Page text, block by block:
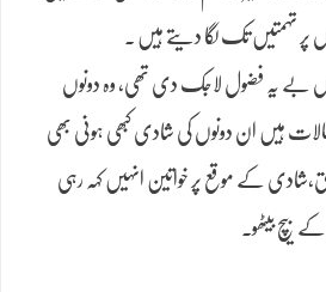
پر تہمتیں تک لگا دیتے ہیں ۔
بے یہ فضول لاجک دی تھی، وہ دونوں
ہیں ان دونوں کی شادی کبھی ہونی بھی
کے موقع پر خواتین انہیں کہہ رہی
بیچ بیٹھو۔